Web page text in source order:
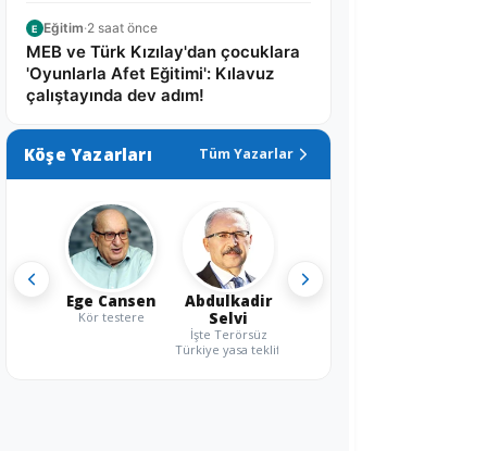
E Eğitim·2 saat önce
MEB ve Türk Kızılay'dan çocuklara
'Oyunlarla Afet Eğitimi': Kılavuz
çalıştayında dev adım!
Köşe Yazarları Tüm Yazarlar
Ege Cansen
Kör testere
Abdulkadir
Selvi
İşte Terörsüz
Türkiye yasa teklifi